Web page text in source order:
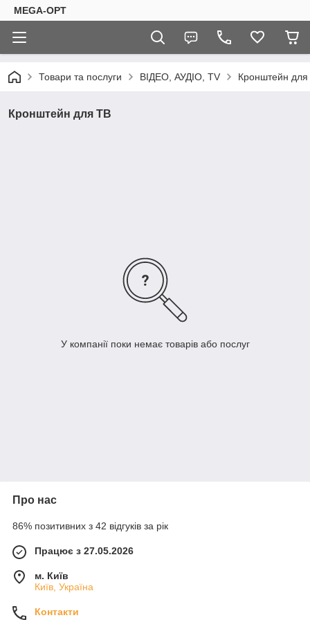
MEGA-OPT
Товари та послуги ВІДЕО, АУДІО, TV Кронштейн
Кронштейн для ТВ
У компанії поки немає товарів або послуг
Про нас
86% позитивних з 42 відгуків за рік
Працює з 27.05.2026
м. Київ
Київ, Україна
Контакти